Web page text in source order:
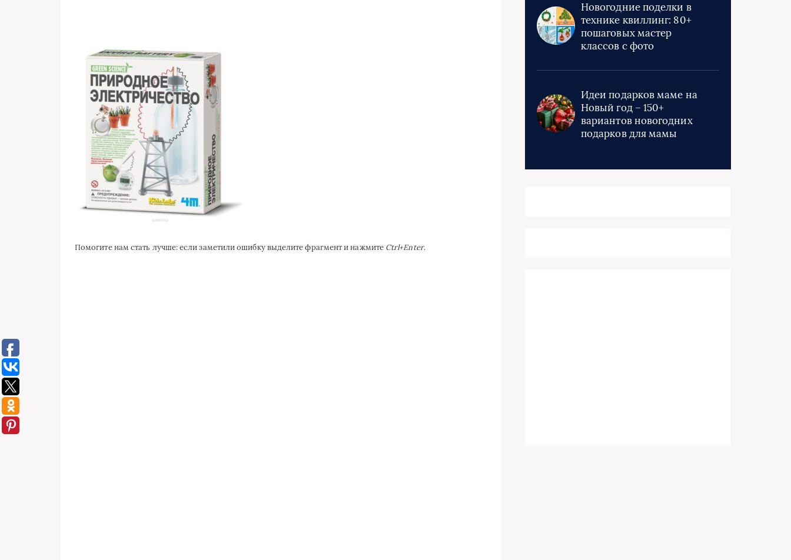
Помогите нам стать лучше: если заметили ошибку выделите фрагмент и нажмите Ctrl+Enter.
Новогодние поделки в
технике квиллинг: 80+
пошаговых мастер
классов с фото
Идеи подарков маме на
Новый год – 150+
вариантов новогодних
подарков для мамы